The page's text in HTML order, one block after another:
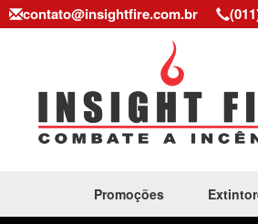
contato@insightfire.com.br
Promoções